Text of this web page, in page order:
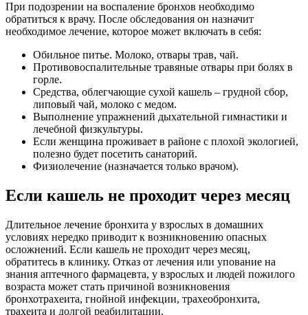
При подозрении на воспаление бронхов необходимо
обратиться к врачу. После обследования он назначит
необходимое лечение, которое может включать в себя:
Обильное питье. Молоко, отвары трав, чай.
Противовоспалительные травяные отвары при болях в
горле.
Средства, облегчающие сухой кашель – грудной сбор,
липовый чай, молоко с медом.
Выполнение упражнений дыхательной гимнастики и
лечебной физкультуры.
Если женщина проживает в районе с плохой экологией,
полезно будет посетить санаторий.
Физиолечение (назначается только врачом).
Если кашель не проходит через месяц
Длительное лечение бронхита у взрослых в домашних
условиях нередко приводит к возникновению опасных
осложнений. Если кашель не проходит через месяц,
обратитесь в клинику. Отказ от лечения или упование на
знания аптечного фармацевта, у взрослых и людей пожилого
возраста может стать причиной возникновения
бронхотрахеита, гнойной инфекции, трахеобронхита,
трахеита и долгой реабилитации.